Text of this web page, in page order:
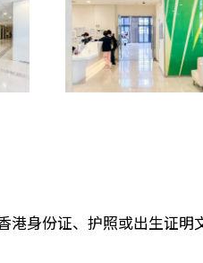
身份证、护照或出生证明